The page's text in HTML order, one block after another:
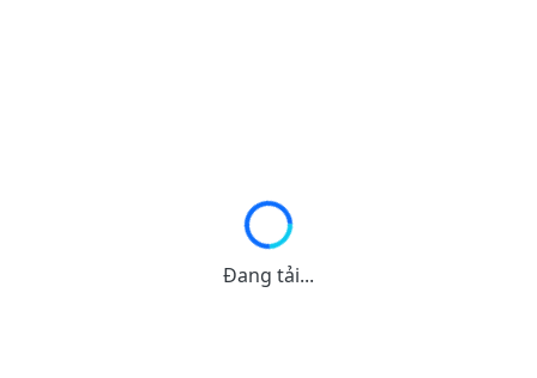
Đang tải...